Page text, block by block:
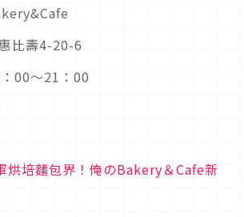
比壽4-20-6
00～21：00
烘培麵包界！俺のBakery＆Cafe新